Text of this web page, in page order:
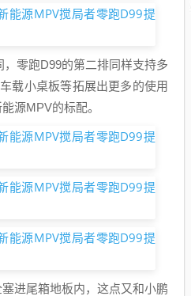
零跑D99的第二排同样支持多
载小桌板等拓展出更多的使用
源MPV的标配。
进尾箱地板内，这点又和小鹏